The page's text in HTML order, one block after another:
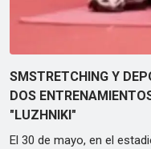
SMSTRETCHING Y
DOS
"LUZHNIKI"
El 30 de mayo, en el